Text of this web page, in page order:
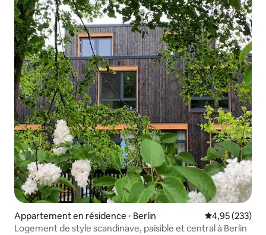
Appartement en résidence ⋅ Berlin Évaluation
4,95 (233)
Logement de style scandinave, paisible et central à Berlin